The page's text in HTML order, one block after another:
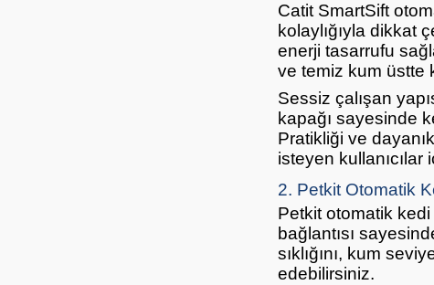
Catit SmartSift
kolaylığıyla dikkat
enerji tasarrufu
ve temiz kum üstte
Sessiz çalışan
kapağı sayesinde
Pratikliği ve
isteyen kullanıcılar
2. Petkit Otomatik
Petkit otomatik
bağlantısı
sıklığını, kum
edebilirsiniz.